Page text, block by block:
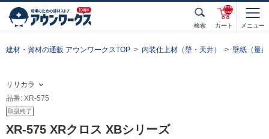
検索 カート
unde
fined
メニュー
建材・資材の通販 アウンワークスTOP 内装仕上材（壁・天井） 壁紙（量
リリカラ
品番: XR-575
取扱終了
XR-575 XRクロス XBシリーズ